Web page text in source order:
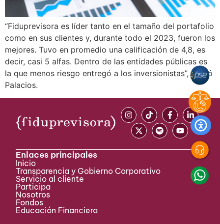
“Fiduprevisora es líder tanto en el tamaño del portafolio
como en sus clientes y, durante todo el 2023, fueron los
mejores. Tuvo en promedio una calificación de 4,8, es
decir, casi 5 alfas. Dentro de las entidades públicas es
la que menos riesgo entregó a los inversionistas”, acotó
Palacios.
Enlaces principales
Inicio
Transparencia y Gobierno Corporativo
Servicio al cliente
Participa ​
Nosotros
Fondos
Educación Financiera